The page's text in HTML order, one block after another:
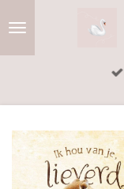
hoofdinhoud